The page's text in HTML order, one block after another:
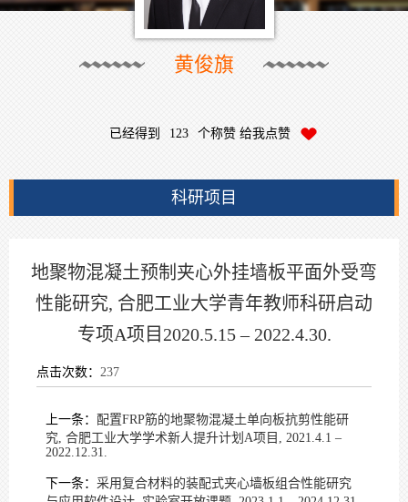
黄俊旗
已经得到 123 个称赞 给我点赞
科研项目
地聚物混凝土预制夹心外挂墙板平面外受弯
性能研究, 合肥工业大学青年教师科研启动
专项A项目2020.5.15 – 2022.4.30.
点击次数： 237
上一条： 配置FRP筋的地聚物混凝土单向板抗剪性能研
究, 合肥工业大学学术新人提升计划A项目, 2021.4.1 –
2022.12.31.
下一条： 采用复合材料的装配式夹心墙板组合性能研究